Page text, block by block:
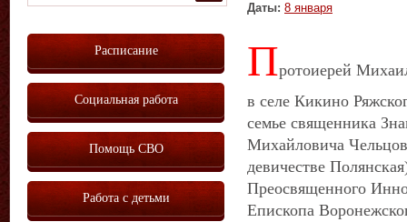
Даты: 8 января
Протоиерей
в селе Кикино
семье священника
Михайловича
девичестве
Преосвященного
Епископа
Расписание
Социальная работа
Помощь СВО
Работа с детьми